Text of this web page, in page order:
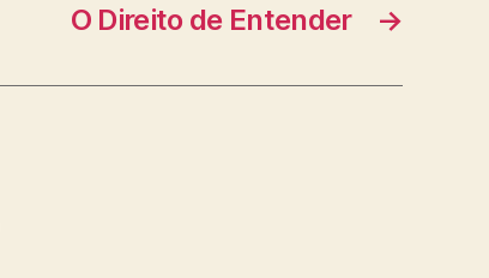
→
O Direito de Entender